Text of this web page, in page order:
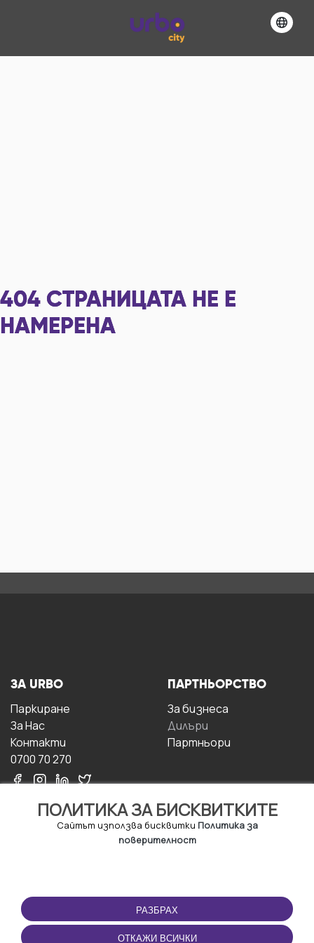
404 СТРАНИЦАТА НЕ Е
НАМЕРЕНА
ПОЛИТИКА ЗА БИСКВИТКИТЕ
Сайтът използва бисквитки Политика за
поверителност
РАЗБРАХ
ОТКАЖИ ВСИЧКИ
ЗА URBO
Паркиране
За Hас
Контакти
0700 70 270
ПАРТНЬОРСТВО
За бизнесa
Дилъри
Партньори
ПОЛЗВАНЕ
Правила и условия за
ползване
ПРИЛОЖЕНИЕТО